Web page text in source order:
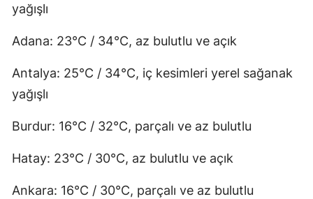
yağışlı
Adana: 23°C / 34°C, az bulutlu ve açık
Antalya: 25°C / 34°C, iç kesimleri yerel sağanak
yağışlı
Burdur: 16°C / 32°C, parçalı ve az bulutlu
Hatay: 23°C / 30°C, az bulutlu ve açık
Ankara: 16°C / 30°C, parçalı ve az bulutlu